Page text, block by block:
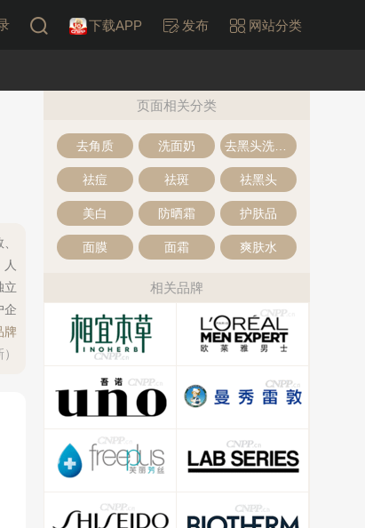
下载APP 发布 网站分类
立
企
牌
页面相关分类
去角质 洗面奶 去黑头洗面奶
祛痘 祛斑 祛黑头
美白 防晒霜 护肤品
面膜 面霜 爽肤水
相关品牌